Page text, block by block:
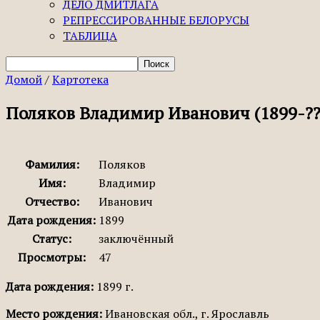
ДЕЛО ДМИТЛАГА
РЕПРЕССИРОВАННЫЕ БЕЛОРУСЫ
ТАБЛИЦА
Домой/Картотека
Поляков Владимир Иванович (1899-
Фамилия:
Поляков
Имя:
Владимир
Отчество:
Иванович
Дата рождения: 1899
Статус:
заключённый
Просмотры:
47
Дата рождения: 1899 г.
Место рождения:Ивановская обл., г. Ярославль